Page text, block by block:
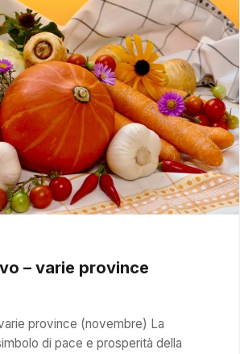
– varie province
province (novembre) La
di pace e prosperità della